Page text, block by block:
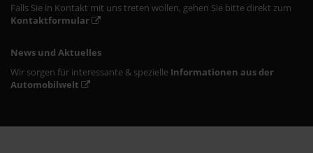
Falls Sie in Kontakt mit uns treten wollen, gehen Sie bitte direkt zum
Kontaktformular
News und Aktuelles
Wir sorgen für interessante & spezielle Informationen aus der
Automobilwelt